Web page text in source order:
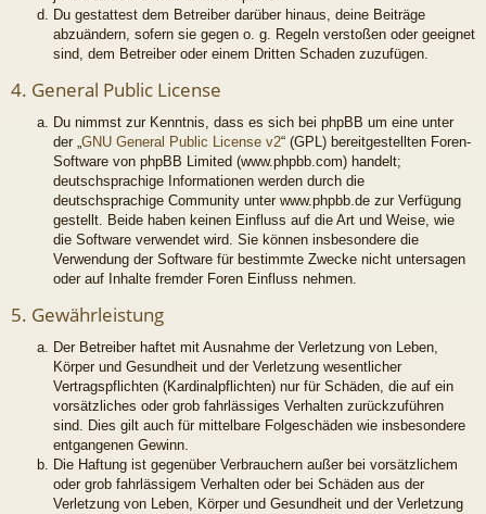
Du gestattest dem Betreiber darüber hinaus, deine Beiträge
abzuändern, sofern sie gegen o. g. Regeln verstoßen oder geeignet
sind, dem Betreiber oder einem Dritten Schaden zuzufügen.
4. General Public License
Du nimmst zur Kenntnis, dass es sich bei phpBB um eine unter
der „GNU General Public License v2“ (GPL) bereitgestellten Foren-
Software von phpBB Limited (www.phpbb.com) handelt;
deutschsprachige Informationen werden durch die
deutschsprachige Community unter www.phpbb.de zur Verfügung
gestellt. Beide haben keinen Einfluss auf die Art und Weise, wie
die Software verwendet wird. Sie können insbesondere die
Verwendung der Software für bestimmte Zwecke nicht untersagen
oder auf Inhalte fremder Foren Einfluss nehmen.
5. Gewährleistung
Der Betreiber haftet mit Ausnahme der Verletzung von Leben,
Körper und Gesundheit und der Verletzung wesentlicher
Vertragspflichten (Kardinalpflichten) nur für Schäden, die auf ein
vorsätzliches oder grob fahrlässiges Verhalten zurückzuführen
sind. Dies gilt auch für mittelbare Folgeschäden wie insbesondere
entgangenen Gewinn.
Die Haftung ist gegenüber Verbrauchern außer bei vorsätzlichem
oder grob fahrlässigem Verhalten oder bei Schäden aus der
Verletzung von Leben, Körper und Gesundheit und der Verletzung